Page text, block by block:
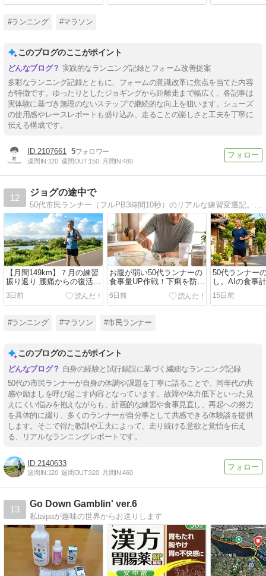
#ランニング #マラソン
このブログのここがポイント
実践的なランニング記録とフォーム改善提案
多彩なランニング記録とともに、フォームの意識改革に焦点を当てた内容
が特徴です。ゆったりとしたジョギングから距離走まで幅広く、各記事は
実体験に基づき無理のないステップで継続的な向上を狙います。シューズ
の使用感やレースレポートも盛り込み、走ることの楽しさと工夫を丁寧に
伝える構成です。
2107661 5
週間IN:120 週間OUT:150 月間IN:480
12
ジョグの途中で
【月間149km】７月の練習
振り返り 腰痛からの復活と
酷暑の洗礼
3日前
お腹が弱い50代ランナーの
食事量UP作戦！下痢を防ぐ
3つの工夫
6日前
50代ランナー
し。AIの食事
た隠れカロリ
15日前
#ランニング #マラソン #市民ランナー
このブログのここがポイント
自身の経験と試行錯誤に基づく繊細なランニング記録
50代の市民ランナーが自身の体調や課題を丁寧に語ることで、同年代の共
感や励ましを呼び起こす内容となっています。故障や体力低下といった見
えにくい悩みを抱えながらも、計画的な練習や食事見直し、再起への努力
を具体的に綴り、多くのランナーが自分事として共感できる体験談を提供
します。そこで得た教訓や工夫によって、走り続ける意欲と覚悟を伝え
る、リアルなランニングレポートです。
2140633
週間IN:120 週間OUT:320 月間IN:460
13
Go Down Gamblin' ver.6
私taipaが趣味の世界からお送りします